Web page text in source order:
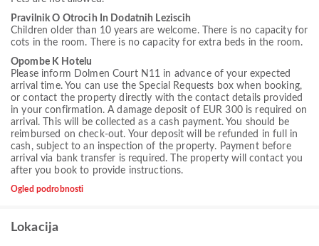
Pravilnik O Otrocih In Dodatnih Leziscih
Children older than 10 years are welcome. There is no capacity for
cots in the room. There is no capacity for extra beds in the room.
Opombe K Hotelu
Please inform Dolmen Court N11 in advance of your expected
arrival time. You can use the Special Requests box when booking,
or contact the property directly with the contact details provided
in your confirmation. A damage deposit of EUR 300 is required on
arrival. This will be collected as a cash payment. You should be
reimbursed on check-out. Your deposit will be refunded in full in
cash, subject to an inspection of the property. Payment before
arrival via bank transfer is required. The property will contact you
after you book to provide instructions.
Ogled podrobnosti
Lokacija